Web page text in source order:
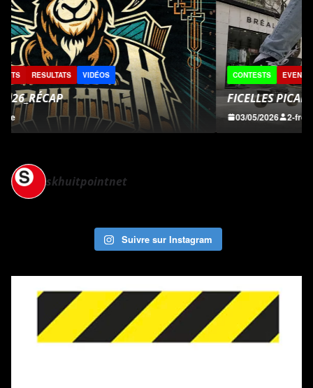
CONTESTS EVENTS REPORTS RESULTATS VIDÉOS
FICELLES PICARDES 2026
03/05/2026 2-fre
skhuitpointnet
Suivre sur Instagram